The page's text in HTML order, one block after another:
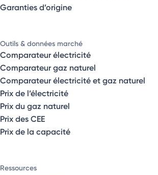
Garanties d’origine
Outils & données marché
Comparateur électricité
Comparateur gaz naturel
Comparateur électricité et gaz naturel
Prix de l’électricité
Prix du gaz naturel
Prix des CEE
Prix de la capacité
Ressources